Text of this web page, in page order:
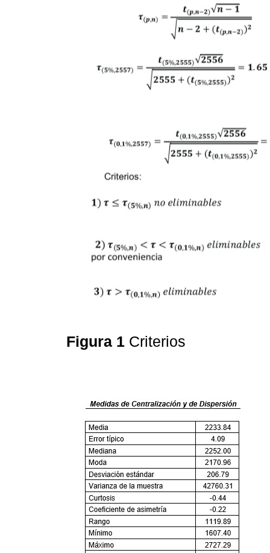
Figura 1 Criterios